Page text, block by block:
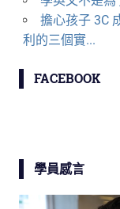
擔心孩子 3C
利的三個實...
FACEBOOK
學員感言